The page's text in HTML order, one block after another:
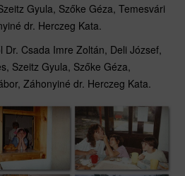
Gyula, Szőke Géza, Temesvári
dr. Herczeg Kata.
Csada Imre Zoltán, Deli József,
Szeitz Gyula, Szőke Géza,
Záhonyiné dr. Herczeg Kata.